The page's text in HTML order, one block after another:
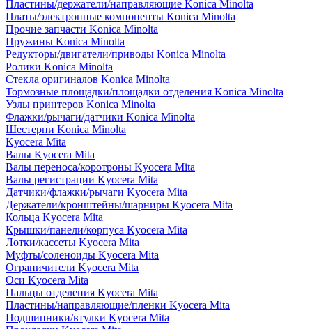
Пластины/держатели/направляющие Konica Minolta
Платы/электронные компоненты Konica Minolta
Прочие запчасти Konica Minolta
Пружины Konica Minolta
Редукторы/двигатели/приводы Konica Minolta
Ролики Konica Minolta
Стекла оригиналов Konica Minolta
Тормозные площадки/площадки отделения Konica Minolta
Узлы принтеров Konica Minolta
Флажки/рычаги/датчики Konica Minolta
Шестерни Konica Minolta
Kyocera Mita
Валы Kyocera Mita
Валы переноса/коротроны Kyocera Mita
Валы регистрации Kyocera Mita
Датчики/флажки/рычаги Kyocera Mita
Держатели/кронштейны/шарниры Kyocera Mita
Кольца Kyocera Mita
Крышки/панели/корпуса Kyocera Mita
Лотки/кассеты Kyocera Mita
Муфты/соленоиды Kyocera Mita
Ограничители Kyocera Mita
Оси Kyocera Mita
Пальцы отделения Kyocera Mita
Пластины/направляющие/пленки Kyocera Mita
Подшипники/втулки Kyocera Mita